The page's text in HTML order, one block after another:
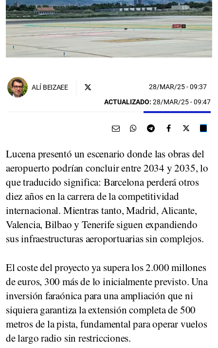
ALÍ BEIZAEE 28/MAR/25- 09:37
ACTUALIZADO: 28/MAR/25 - 09:47
Lucena presentó un escenario donde las obras del
aeropuerto podrían concluir entre 2034 y 2035, lo
que traducido significa: Barcelona perderá otros
diez años en la carrera de la competitividad
internacional. Mientras tanto, Madrid, Alicante,
Valencia, Bilbao y Tenerife siguen expandiendo
sus infraestructuras aeroportuarias sin complejos.
El coste del proyecto ya supera los 2.000 millones
de euros, 300 más de lo inicialmente previsto. Una
inversión faraónica para una ampliación que ni
siquiera garantiza la extensión completa de 500
metros de la pista, fundamental para operar vuelos
de largo radio sin restricciones.